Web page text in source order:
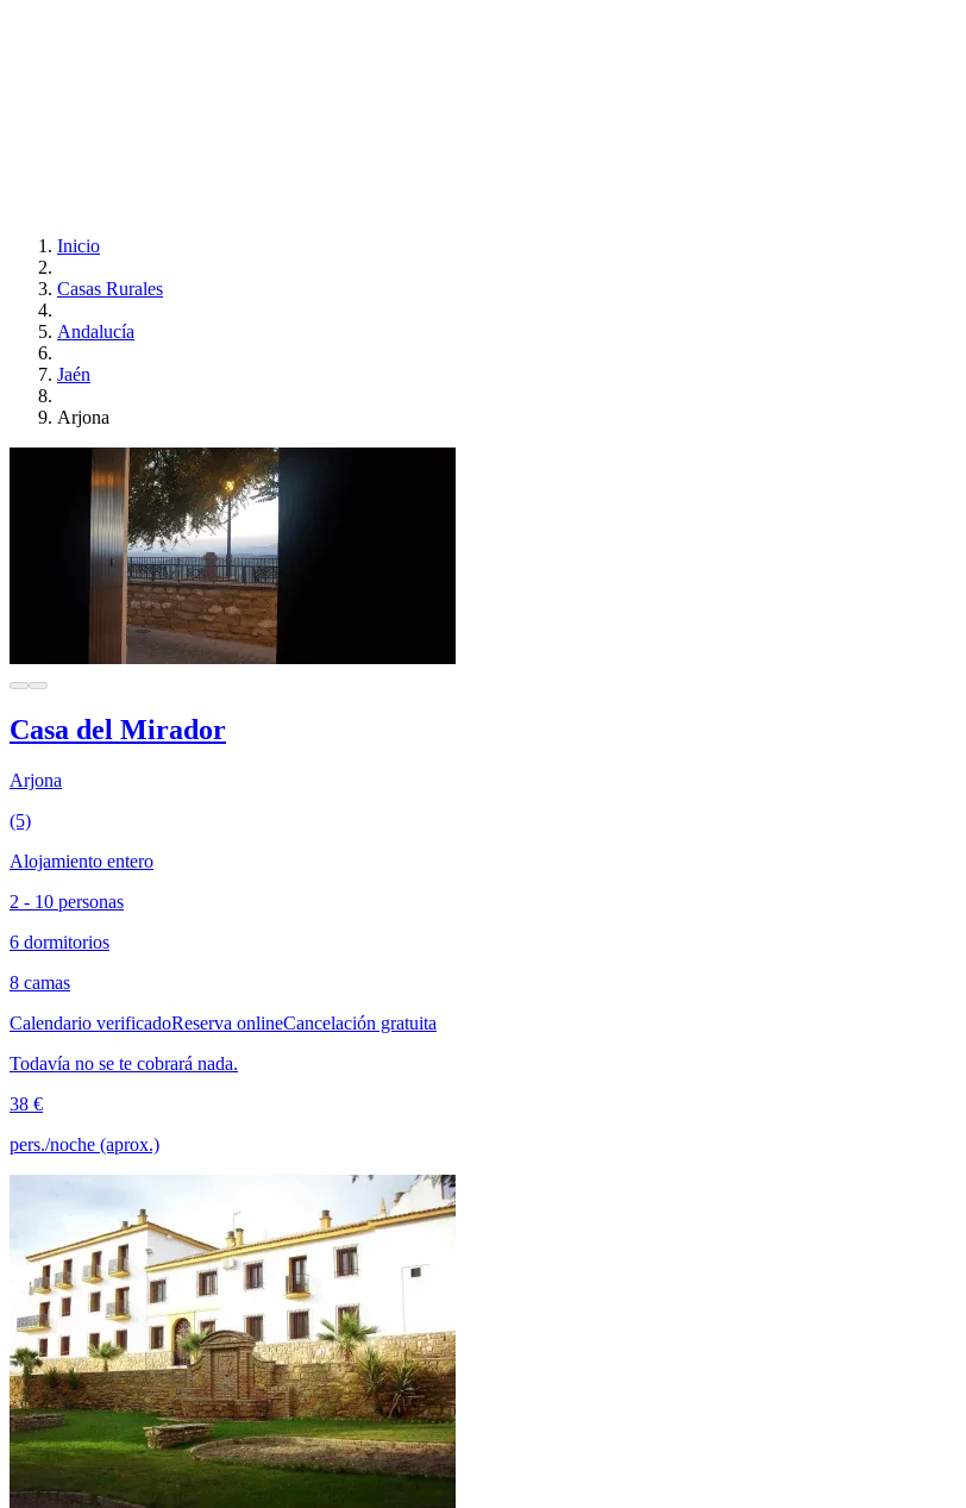
Inicio
Casas Rurales
Andalucía
Jaén
Arjona
Casa del Mirador
Arjona
(5)
Alojamiento entero
2 - 10 personas
6 dormitorios
8 camas
Calendario verificadoReserva onlineCancelación gratuita
Todavía no se te cobrará nada.
38 €
pers./noche (aprox.)